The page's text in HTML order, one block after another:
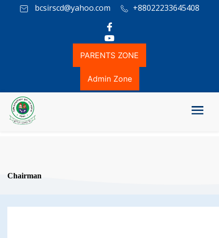
bcsirscd@yahoo.com +88022233645408
PARENTS ZONE
Admin Zone
Chairman